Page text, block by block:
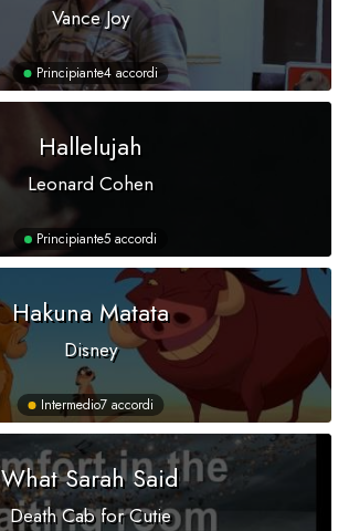
Vance Joy
Principiante4 accordi
Hallelujah
Leonard Cohen
Principiante5 accordi
Hakuna Matata
Disney
Intermedio7 accordi
What Sarah Said
Death Cab for Cutie